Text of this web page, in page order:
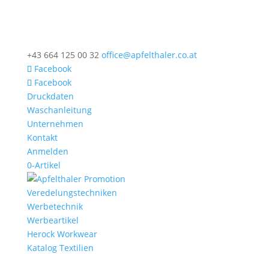
+43 664 125 00 32 office@apfelthaler.co.at
Facebook
Facebook
Druckdaten
Waschanleitung
Unternehmen
Kontakt
Anmelden
0-Artikel
Veredelungstechniken
Werbetechnik
Werbeartikel
Herock Workwear
Katalog Textilien